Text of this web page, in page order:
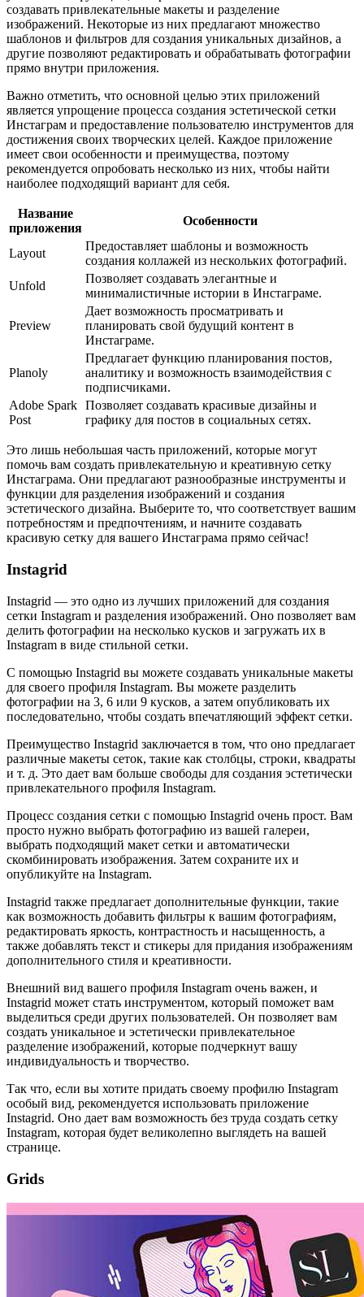
создавать привлекательные макеты и разделение
изображений. Некоторые из них предлагают множество
шаблонов и фильтров для создания уникальных дизайнов, а
другие позволяют редактировать и обрабатывать фотографии
прямо внутри приложения.
Важно отметить, что основной целью этих приложений
является упрощение процесса создания эстетической сетки
Инстаграм и предоставление пользователю инструментов для
достижения своих творческих целей. Каждое приложение
имеет свои особенности и преимущества, поэтому
рекомендуется опробовать несколько из них, чтобы найти
наиболее подходящий вариант для себя.
Название
приложения
Особенности
Layout
Предоставляет шаблоны и возможность
создания коллажей из нескольких фотографий.
Unfold
Позволяет создавать элегантные и
минималистичные истории в Инстаграме.
Preview
Дает возможность просматривать и
планировать свой будущий контент в
Инстаграме.
Planoly
Предлагает функцию планирования постов,
аналитику и возможность взаимодействия с
подписчиками.
Adobe Spark
Post
Позволяет создавать красивые дизайны и
графику для постов в социальных сетях.
Это лишь небольшая часть приложений, которые могут
помочь вам создать привлекательную и креативную сетку
Инстаграма. Они предлагают разнообразные инструменты и
функции для разделения изображений и создания
эстетического дизайна. Выберите то, что соответствует вашим
потребностям и предпочтениям, и начните создавать
красивую сетку для вашего Инстаграма прямо сейчас!
Instagrid
Instagrid — это одно из лучших приложений для создания
сетки Instagram и разделения изображений. Оно позволяет вам
делить фотографии на несколько кусков и загружать их в
Instagram в виде стильной сетки.
С помощью Instagrid вы можете создавать уникальные макеты
для своего профиля Instagram. Вы можете разделить
фотографии на 3, 6 или 9 кусков, а затем опубликовать их
последовательно, чтобы создать впечатляющий эффект сетки.
Преимущество Instagrid заключается в том, что оно предлагает
различные макеты сеток, такие как столбцы, строки, квадраты
и т. д. Это дает вам больше свободы для создания эстетически
привлекательного профиля Instagram.
Процесс создания сетки с помощью Instagrid очень прост. Вам
просто нужно выбрать фотографию из вашей галереи,
выбрать подходящий макет сетки и автоматически
скомбинировать изображения. Затем сохраните их и
опубликуйте на Instagram.
Instagrid также предлагает дополнительные функции, такие
как возможность добавить фильтры к вашим фотографиям,
редактировать яркость, контрастность и насыщенность, а
также добавлять текст и стикеры для придания изображениям
дополнительного стиля и креативности.
Внешний вид вашего профиля Instagram очень важен, и
Instagrid может стать инструментом, который поможет вам
выделиться среди других пользователей. Он позволяет вам
создать уникальное и эстетически привлекательное
разделение изображений, которые подчеркнут вашу
индивидуальность и творчество.
Так что, если вы хотите придать своему профилю Instagram
особый вид, рекомендуется использовать приложение
Instagrid. Оно дает вам возможность без труда создать сетку
Instagram, которая будет великолепно выглядеть на вашей
странице.
Grids